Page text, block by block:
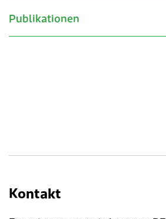
Publikationen
Kontakt